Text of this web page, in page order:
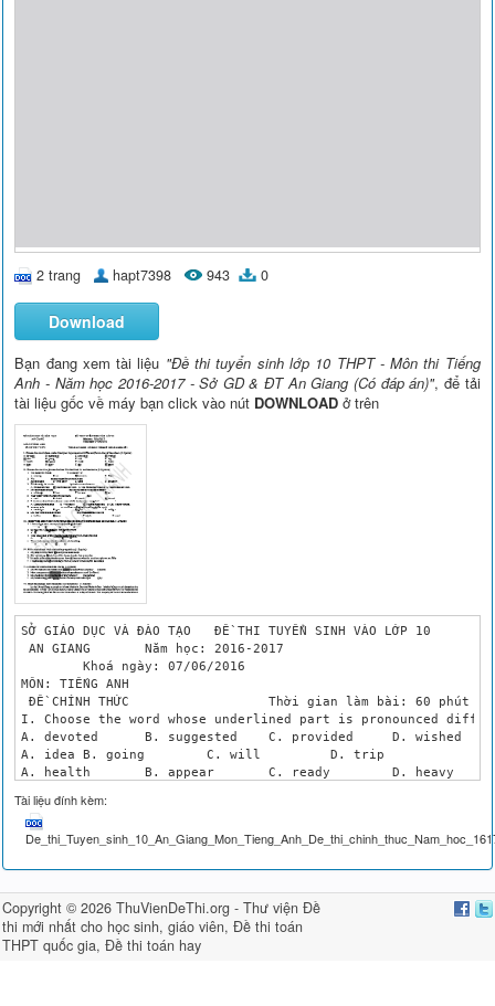
2 trang hapt7398 943 0
Download
Bạn đang xem tài liệu "Đề thi tuyển sinh lớp 10 THPT - Môn thi Tiếng
Anh - Năm học 2016-2017 - Sở GD & ĐT An Giang (Có đáp án)", để tải
tài liệu gốc về máy bạn click vào nút DOWNLOAD ở trên
SỞ GIÁO DỤC VÀ ĐÀO TẠO 	 ĐỀ THI TUYỂN SINH VÀO LỚP 10
AN GIANG	Năm học: 2016-2017
	Khoá ngày: 07/06/2016
MÔN: TIẾNG ANH
ĐỀ CHÍNH THỨC	 	 	Thời gian làm bài: 60 phút (Không kể thời gian phát đề)
I. Choose the word whose underlined part is pronounced
A. devoted	B. suggested	C. provided	D. wished
A. idea	B. going	C. will 	D. trip
A. health	B. appear	C. ready	D. heavy
II. Choose the word or phrase that best fits the blank in
The party will finish ........................ 9 p.m and 9.30
A. among	B. at	C. between	D. from
Tradionally, the Ao dai ........................ by both men
A. frequently wore	B. was frequently worn C. was frequently wearing	 D. has frequently worn
My siser studied hard,	 ........................ she completed her exam successfully .
A. although	B. but	C. because	D. so
Tài liệu đính kèm:
Copyright © 2026 ThuVienDeThi.org -Thư viện Đề
thi mới nhất cho học sinh, giáo viên,Đề thi toán
THPT quốc gia,Đề thi toán hay